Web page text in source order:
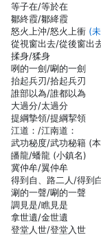
等子在/等於在
鄒終霞/鄒絳霞
怒火上沖/怒火上衝 (
從視窗出去/從後窗出
揉身/猱身
咧的一劍/唰的一劍
抬起兵刃/拾起兵刃
誰部以為/誰都以為
大過分/太過分
提綱摯領/提綱挈領
江道：/江南道：
武功秘度/武功秘籍 (
皤龍/蟠龍 (小鎮名)
冀仲牟/翼仲牟
得到自、路二人/得到
涮的一聲/唰的一聲
調見是/瞧見是
拿世遺/金世遺
登堂人世/登堂入世